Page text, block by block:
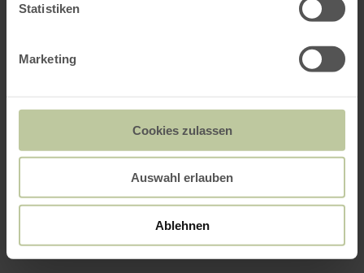
Statistiken
Marketing
Cookies zulassen
Auswahl erlauben
Ablehnen